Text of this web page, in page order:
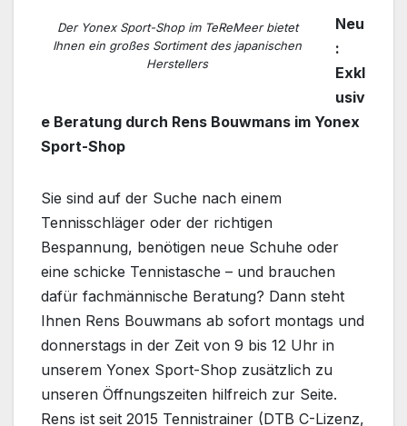
Der Yonex Sport-Shop im TeReMeer bietet
Ihnen ein großes Sortiment des japanischen
Herstellers
Neu
:
Exkl
usiv
e Beratung durch Rens Bouwmans im Yonex
Sport-Shop
Sie sind auf der Suche nach einem
Tennisschläger oder der richtigen
Bespannung, benötigen neue Schuhe oder
eine schicke Tennistasche – und brauchen
dafür fachmännische Beratung? Dann steht
Ihnen Rens Bouwmans ab sofort montags und
donnerstags in der Zeit von 9 bis 12 Uhr in
unserem Yonex Sport-Shop zusätzlich zu
unseren Öffnungszeiten hilfreich zur Seite.
Rens ist seit 2015 Tennistrainer (DTB C-Lizenz,